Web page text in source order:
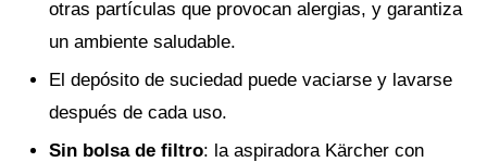
otras partículas que provocan alergias, y garantiza
un ambiente saludable.
El depósito de suciedad puede vaciarse y lavarse
después de cada uso.
Sin bolsa de filtro: la aspiradora Kärcher con